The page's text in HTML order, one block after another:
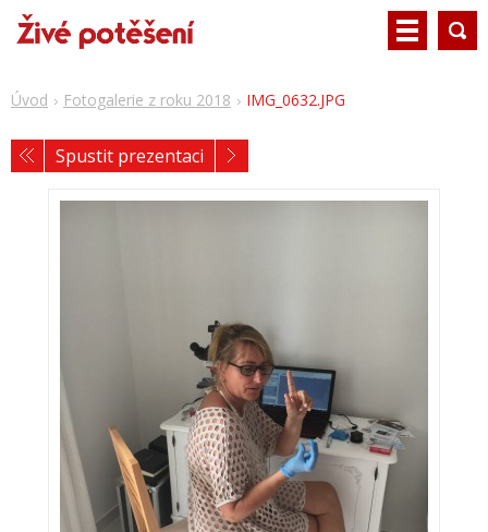
Úvod Fotogalerie z roku 2018 IMG_0632.JPG
Spustit prezentaci